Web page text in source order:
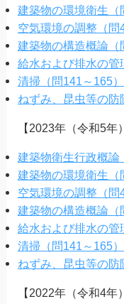
建築物の環境衛生（
空気環境の調整（問
建築物の構造概論（
給水および排水の管
清掃（問141～165）
ねずみ、昆虫等の防
【2023年（令和5年
建築物衛生行政概論
建築物の環境衛生（
空気環境の調整（問
建築物の構造概論（
給水および排水の管
清掃（問141～165）
ねずみ、昆虫等の防
【2022年（令和4年